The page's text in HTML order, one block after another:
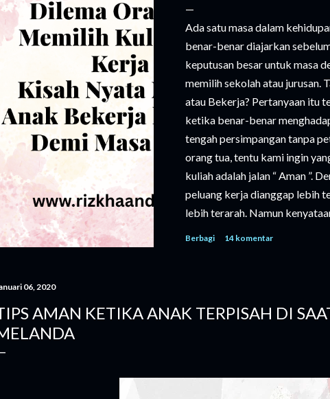
Ada satu masa dalam
benar-benar diajarkan
keputusan besar untuk masa
memilih sekolah atau jurusan.
atau Bekerja? Pertanyaan itu
ketika benar-benar
tengah persimpangan tanpa
orang tua, tentu kami ingin
kuliah adalah jalan “ Aman ”.
peluang kerja dianggap lebih
lebih terarah. Namun
kuliah semakin tinggi. Bukan
yang tidak kalah penting,
mimpi yang berbeda. Anak
Berbagi 14 komentar
06, 2020
AMAN KETIKA ANAK TERPISAH DI